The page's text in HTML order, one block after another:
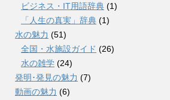
ビジネス・IT用語辞典 (1)
「人生の真実」辞典 (1)
水の魅力 (51)
全国・水施設ガイド (26)
水の雑学 (24)
発明･発見の魅力 (7)
動画の魅力 (6)